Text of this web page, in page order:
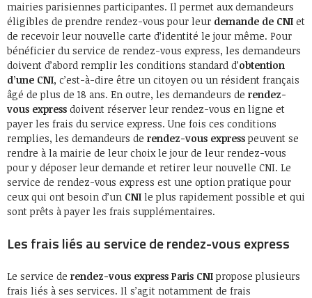
mairies parisiennes participantes. Il permet aux demandeurs
éligibles de prendre rendez-vous pour leur demande de CNI et
de recevoir leur nouvelle carte d’identité le jour même. Pour
bénéficier du service de rendez-vous express, les demandeurs
doivent d’abord remplir les conditions standard d’obtention
d’une CNI, c’est-à-dire être un citoyen ou un résident français
âgé de plus de 18 ans. En outre, les demandeurs de rendez-
vous express doivent réserver leur rendez-vous en ligne et
payer les frais du service express. Une fois ces conditions
remplies, les demandeurs de rendez-vous expresspeuvent se
rendre à la mairie de leur choix le jour de leur rendez-vous
pour y déposer leur demande et retirer leur nouvelle CNI. Le
service de rendez-vous express est une option pratique pour
ceux qui ont besoin d’un CNI le plus rapidement possible et qui
sont prêts à payer les frais supplémentaires.
Les frais liés au service de rendez-vous express
Le service de rendez-vous express Paris CNIpropose plusieurs
frais liés à ses services. Il s’agit notamment de frais